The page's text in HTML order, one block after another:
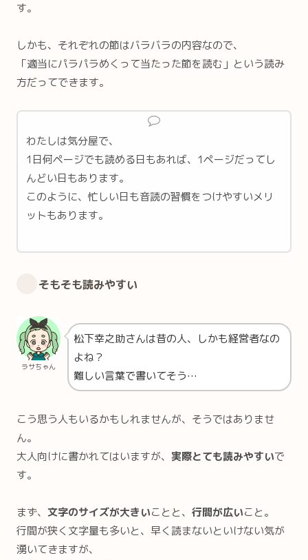
す。
しかも、それぞれの節はバラバラの内容なので、
「適当にパラパラめくって当たった節を読む」という読み
方だってできます。
わたしは気分屋で、
1日何ページでも読める日もあれば、1ページだってし
んどい日もあります。
このように、忙しい日も音読の習慣をつけやすいメリ
ットもあります。
そもそも読みやすい
ラサちゃん
松下幸之助さんは昔の人、しかも経営者なの
よね？
難しい言葉で書いてそう…
こう思う人もいるかもしれませんが、そうではありませ
ん。
大人向けに書かれてはいますが、 実際とても読みやすいで
す。
まず、 文字のサイズが大きいことと、 行間が広いこと。
行間が狭く文字量も多いと、早く読まないといけない気が
湧いてきますが、